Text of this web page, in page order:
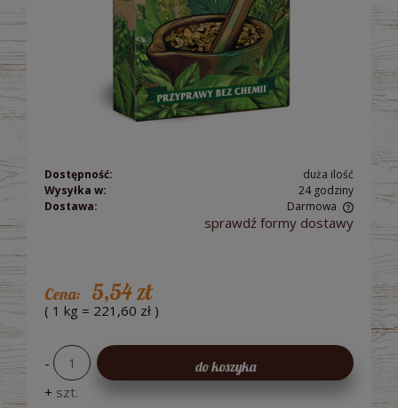
Dostępność:
duża ilość
Wysyłka w:
24 godziny
Dostawa:
Darmowa
Cena nie zawiera ewentualnych kosztów płatności
sprawdź formy dostawy
Cena: 5,54 zł
( 1 kg = 221,60 zł )
-
+ szt.
do koszyka